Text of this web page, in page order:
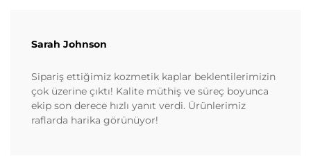
Sarah Johnson
Sipariş ettiğimiz kozmetik kaplar beklentilerimizin
çok üzerine çıktı! Kalite müthiş ve süreç boyunca
ekip son derece hızlı yanıt verdi. Ürünlerimiz
raflarda harika görünüyor!